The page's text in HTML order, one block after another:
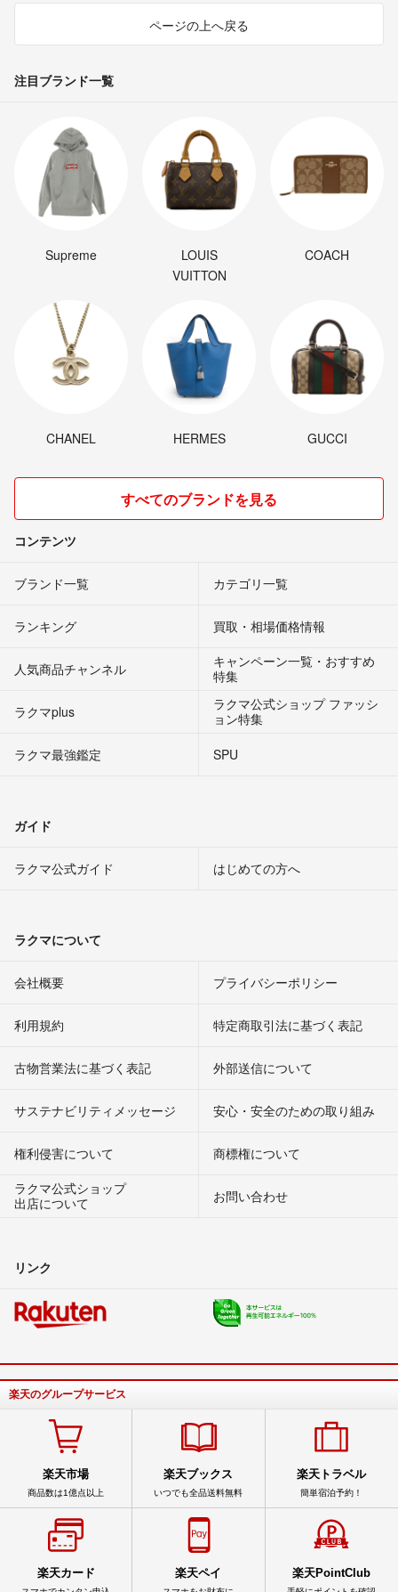
ページの上へ戻る
注目ブランド一覧
Supreme
LOUIS
VUITTON
COACH
CHANEL HERMES GUCCI
すべてのブランドを見る
コンテンツ
ブランド一覧 カテゴリ一覧
ランキング 買取・相場価格情報
人気商品チャンネル
キャンペーン一覧・おすすめ
特集
ラクマplus
ラクマ公式ショップ ファッシ
ョン特集
ラクマ最強鑑定
SPU
ガイド
ラクマ公式ガイド はじめての方へ
ラクマについて
会社概要 プライバシーポリシー
利用規約 特定商取引法に基づく表記
古物営業法に基づく表記 外部送信について
サステナビリティメッセージ 安心・安全のための取り組み
権利侵害について
商標権について
ラクマ公式ショップ
出店について
お問い合わせ
リンク
楽天のグループサービス
楽天市場
商品数は1億点以上
楽天ブックス
いつでも全品送料無料
楽天トラベル
簡単宿泊予約！
楽天カード 楽天ペイ 楽天PointClub